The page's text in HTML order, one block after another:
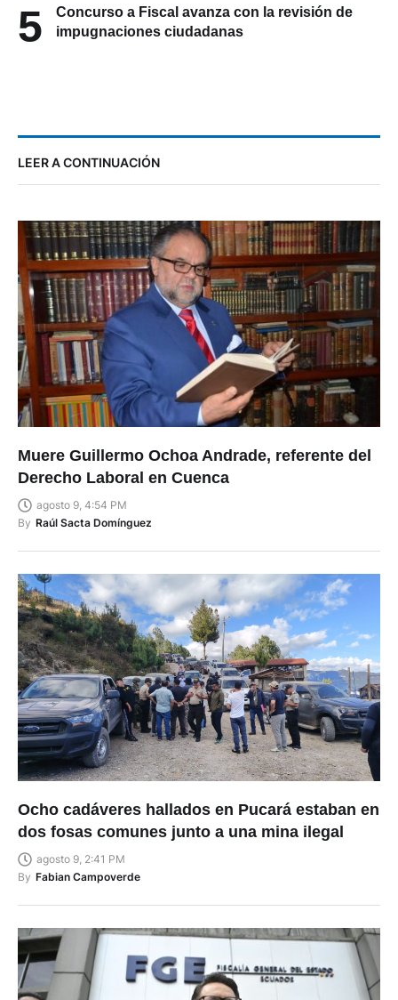
5
Concurso a Fiscal avanza con la revisión de
impugnaciones ciudadanas
LEER A CONTINUACIÓN
Muere Guillermo Ochoa Andrade, referente del
Derecho Laboral en Cuenca
agosto 9, 4:54 PM
By Raúl Sacta Domínguez
Ocho cadáveres hallados en Pucará estaban en
dos fosas comunes junto a una mina ilegal
agosto 9, 2:41 PM
By Fabian Campoverde